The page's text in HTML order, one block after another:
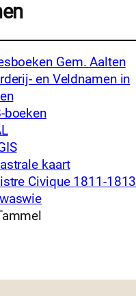
Gem. Aalten
en Veldnamen in
boeken
kaart
Civique 1811-1813